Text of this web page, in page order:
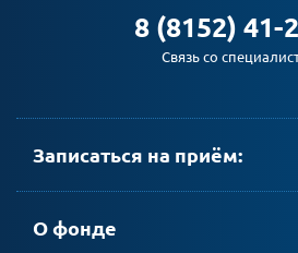
8 (8152) 41-
Связь со
Записаться на приём:
О фонде